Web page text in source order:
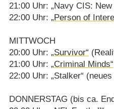
21:00 Uhr: „Navy CIS:
22:00 Uhr: „Person of
MITTWOCH
20:00 Uhr: „Survivor“
21:00 Uhr: „Criminal Minds“
22:00 Uhr: „Stalker“
DONNERSTAG (bis ca.